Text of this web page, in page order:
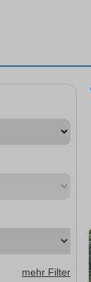
mehr Filter